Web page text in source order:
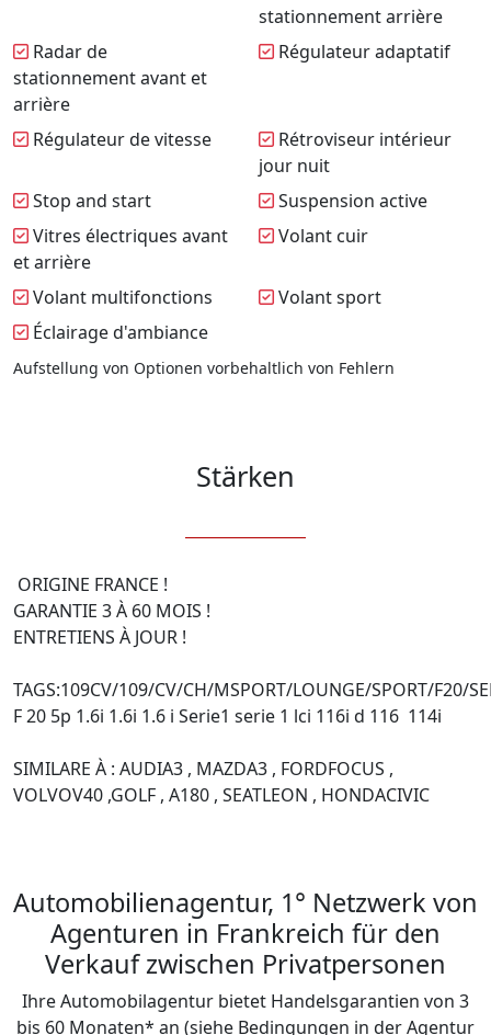
stationnement arrière
Radar de
stationnement avant et
arrière
Régulateur adaptatif
Régulateur de vitesse
Rétroviseur intérieur
jour nuit
Stop and start
Suspension active
Vitres électriques avant
et arrière
Volant cuir
Volant multifonctions
Volant sport
Éclairage d'ambiance
Aufstellung von Optionen vorbehaltlich von Fehlern
Stärken
GARANTIE 3 À 60 MOIS !
ENTRETIENS À JOUR !
TAGS:109CV/109/CV/CH/MSPORT/LOUNGE/SPORT/F20/
F 20 5p 1.6i 1.6i 1.6 i Serie1 serie 1 lci 116i d 116  114i
SIMILARE À : AUDIA3 , MAZDA3 , FORDFOCUS ,
VOLVOV40 ,GOLF , A180 , SEATLEON , HONDACIVIC
Automobilienagentur, 1° Netzwerk von
Agenturen in Frankreich für den
Verkauf zwischen Privatpersonen
Ihre Automobilagentur bietet Handelsgarantien von 3
bis 60 Monaten* an (siehe Bedingungen in der Agentur